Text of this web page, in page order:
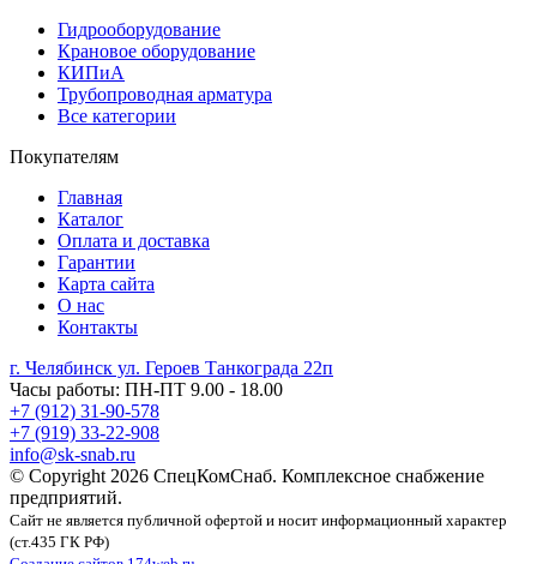
Гидрооборудование
Крановое оборудование
КИПиА
Трубопроводная арматура
Все категории
Покупателям
Главная
Каталог
Оплата и доставка
Гарантии
Карта сайта
О нас
Контакты
г. Челябинск ул. Героев Танкограда 22п
Часы работы: ПН-ПТ 9.00 - 18.00
+7 (912) 31-90-578
+7 (919) 33-22-908
info@sk-snab.ru
© Copyright 2026 СпецКомСнаб. Комплексное снабжение
предприятий.
Сайт не является публичной офертой и носит информационный характер
(ст.435 ГК РФ)